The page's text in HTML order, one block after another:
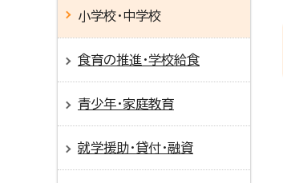
小学校・中学校
食育の推進・学校給食
青少年・家庭教育
就学援助・貸付・融資